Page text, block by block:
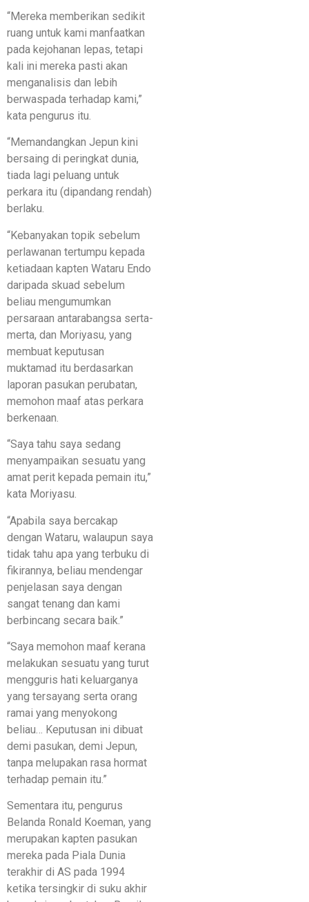
“Mereka memberikan sedikit
ruang untuk kami manfaatkan
pada kejohanan lepas, tetapi
kali ini mereka pasti akan
menganalisis dan lebih
berwaspada terhadap kami,”
kata pengurus itu.
“Memandangkan Jepun kini
bersaing di peringkat dunia,
tiada lagi peluang untuk
perkara itu (dipandang rendah)
berlaku.
“Kebanyakan topik sebelum
perlawanan tertumpu kepada
ketiadaan kapten Wataru Endo
daripada skuad sebelum
beliau mengumumkan
persaraan antarabangsa serta-
merta, dan Moriyasu, yang
membuat keputusan
muktamad itu berdasarkan
laporan pasukan perubatan,
memohon maaf atas perkara
berkenaan.
“Saya tahu saya sedang
menyampaikan sesuatu yang
amat perit kepada pemain itu,”
kata Moriyasu.
“Apabila saya bercakap
dengan Wataru, walaupun saya
tidak tahu apa yang terbuku di
fikirannya, beliau mendengar
penjelasan saya dengan
sangat tenang dan kami
berbincang secara baik.”
“Saya memohon maaf kerana
melakukan sesuatu yang turut
mengguris hati keluarganya
yang tersayang serta orang
ramai yang menyokong
beliau… Keputusan ini dibuat
demi pasukan, demi Jepun,
tanpa melupakan rasa hormat
terhadap pemain itu.”
Sementara itu, pengurus
Belanda Ronald Koeman, yang
merupakan kapten pasukan
mereka pada Piala Dunia
terakhir di AS pada 1994
ketika tersingkir di suku akhir